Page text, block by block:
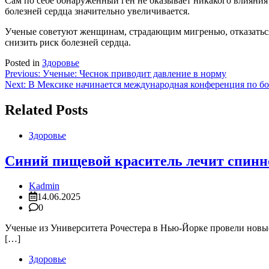
болезней сердца значительно увеличивается.
Ученые советуют женщинам, страдающим мигренью,
снизить риск болезней сердца.
Posted in Здоровье
Навигация
по
записям
Previous: Ученые: Чеснок приводит давление в норму
Next: В Мексике начинается международная конференция по
Related Posts
Здоровье
Синий пищевой краситель лечит
Kadmin
14.06.2025
0
Ученые из Университета Рочестера в Нью-Йорке провели
[…]
Здоровье